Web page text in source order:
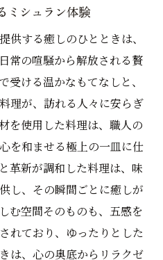
ミシュラン体験
供する癒しのひとときは、
常の喧騒から解放される贅
受ける温かなもてなしと、
理が、訪れる人々に安らぎ
を使用した料理は、職人の
を和ませる極上の一皿に仕
革新が調和した料理は、味
し、その瞬間ごとに癒しが
む空間そのものも、五感を
れており、ゆったりとした
は、心の奥底からリラクゼ